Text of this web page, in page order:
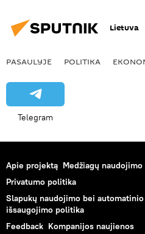
Lietuva
PASAULYJE POLITIKA
Telegram
Apie projektą Medžiagų
Privatumo politika
Slapukų naudojimo bei
išsaugojimo politika
Feedback Kompanijos naujienos